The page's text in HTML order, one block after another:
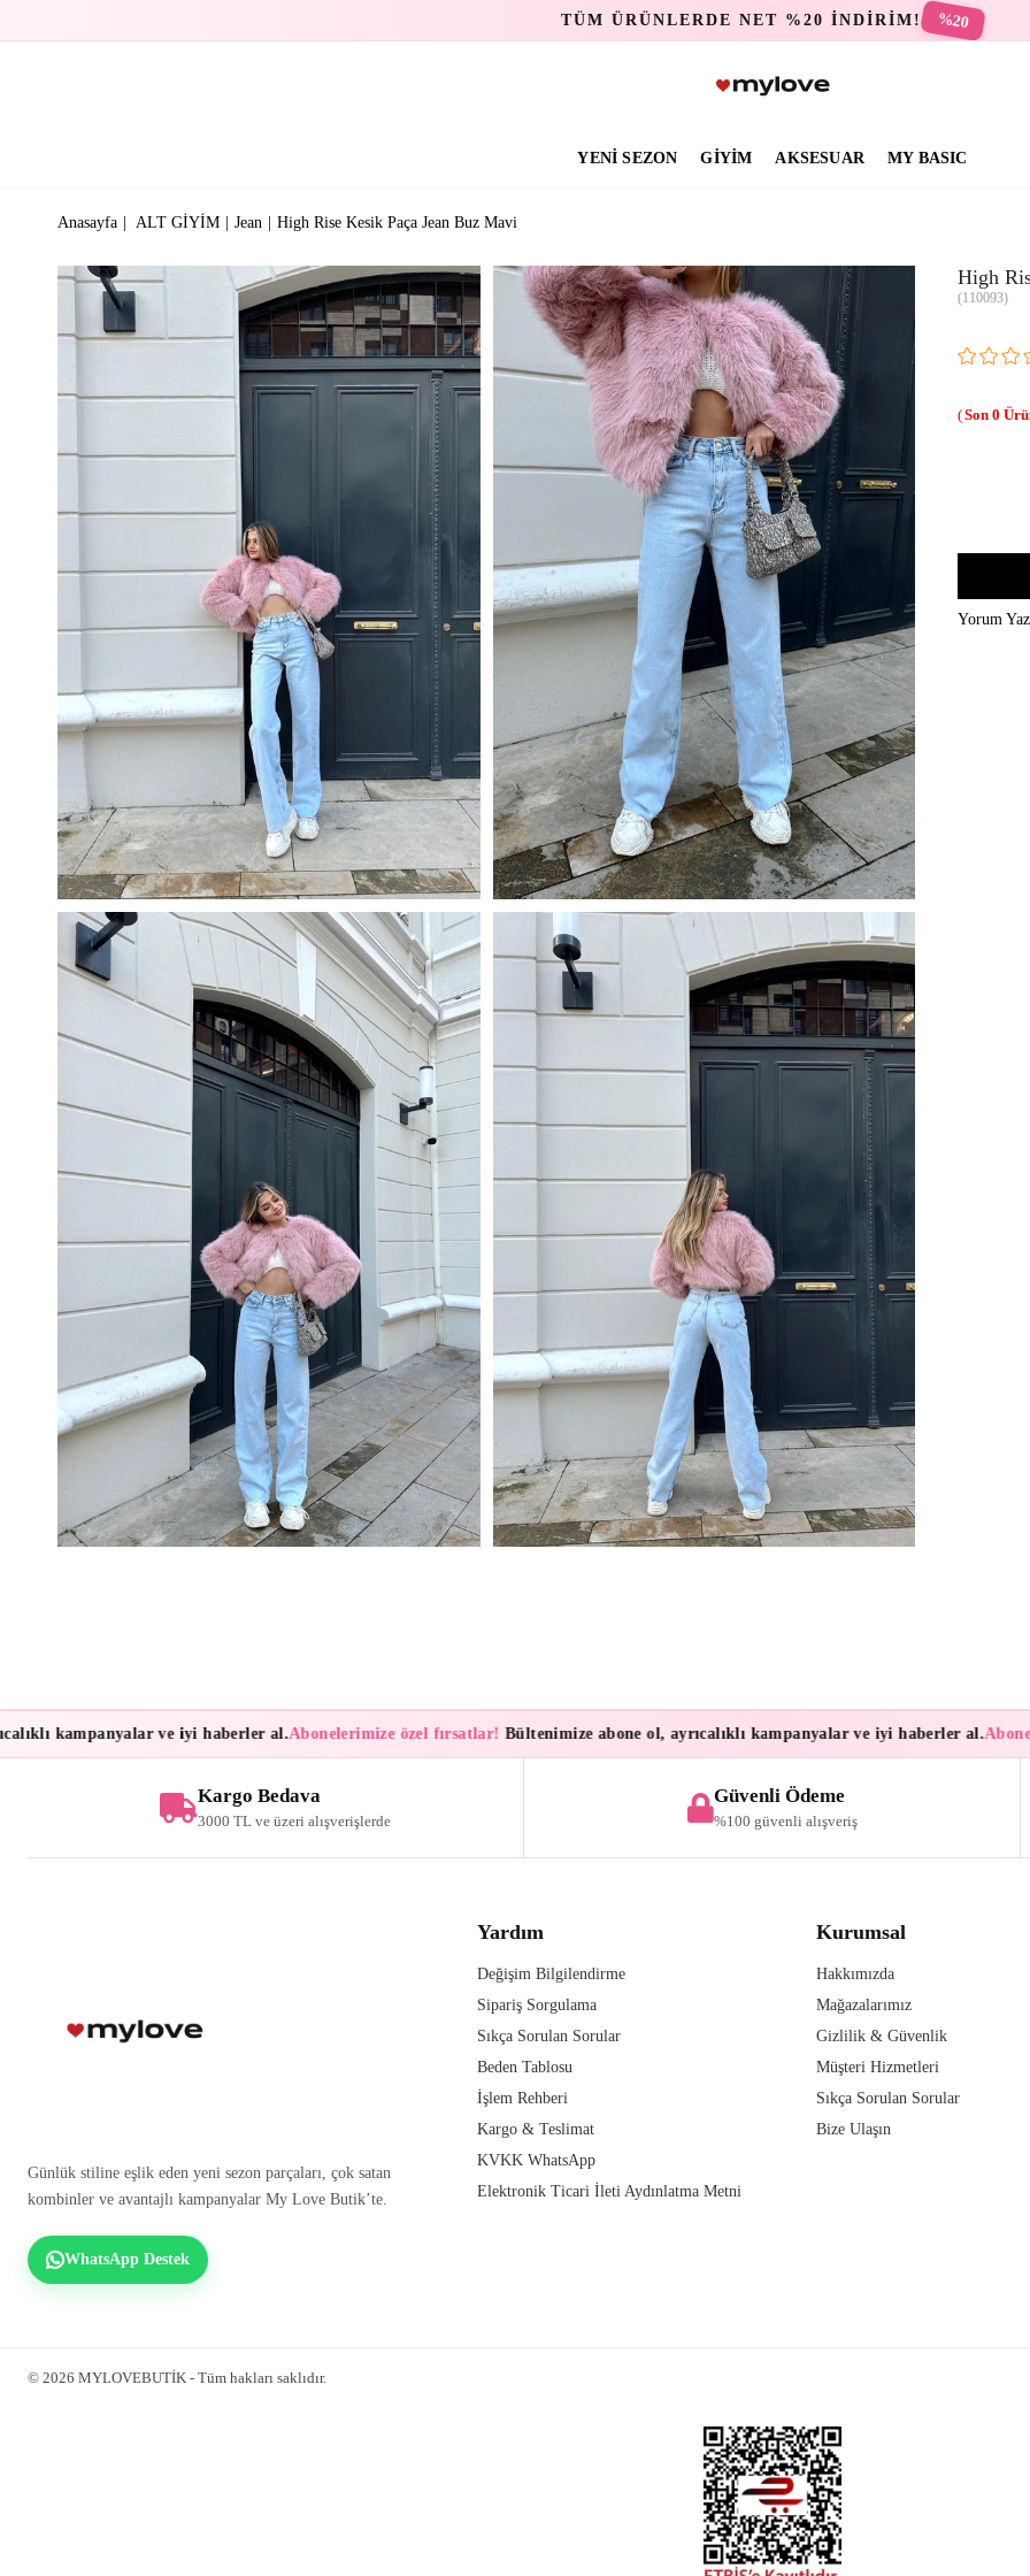
TÜM ÜRÜNLERDE NET %20 İNDİRİM! %20
YENİ SEZON GİYİM AKSESUAR MY BASIC
Anasayfa ALT GİYİM Jean High Rise Kesik Paça Jean Buz Mavi
High
(110093)
0
Yorum Yaz
kampanyalar ve iyi haberler al. Abonelerimize özel fırsatlar!Bültenimize abone ol, ayrıcalıklı kampanyalar ve iyi haberler al.
Kargo Bedava
3000 TL ve üzeri alışverişlerde
Güvenli Ödeme
%100 güvenli alışveriş
Günlük stiline eşlik eden yeni sezon parçaları, çok satan
kombinler ve avantajlı kampanyalar My Love Butik’te.
WhatsApp Destek
Yardım
Değişim Bilgilendirme
Sipariş Sorgulama
Sıkça Sorulan Sorular
Beden Tablosu
İşlem Rehberi
Kargo & Teslimat
KVKK WhatsApp
Elektronik Ticari İleti Aydınlatma Metni
Kurumsal
Hakkımızda
Mağazalarımız
Gizlilik & Güvenlik
Müşteri Hizmetleri
Sıkça Sorulan Sorular
Bize Ulaşın
© 2026 MYLOVEBUTİK - Tüm hakları saklıdır.